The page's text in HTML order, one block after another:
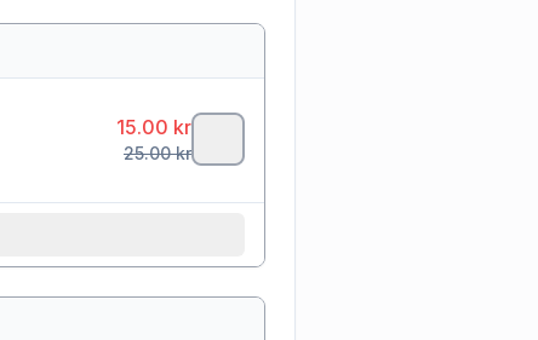
15.00 kr
25.00kr